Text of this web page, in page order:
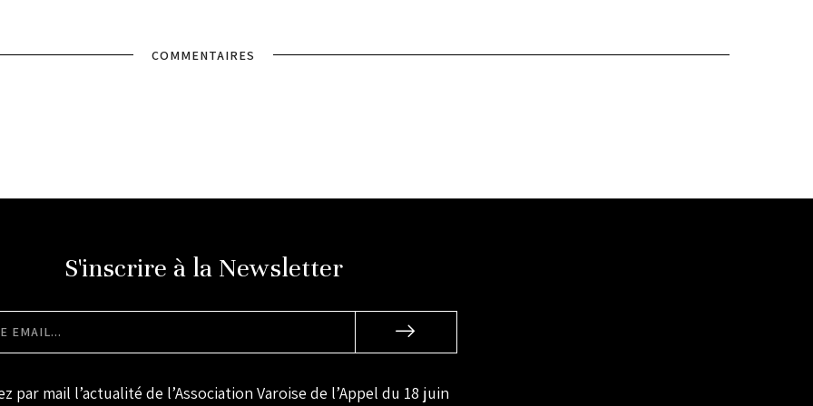
COMMENTAIRES
S'inscrire à la Newsletter
par mail l’actualité de l’Association Varoise de l’Appel du 18 juin